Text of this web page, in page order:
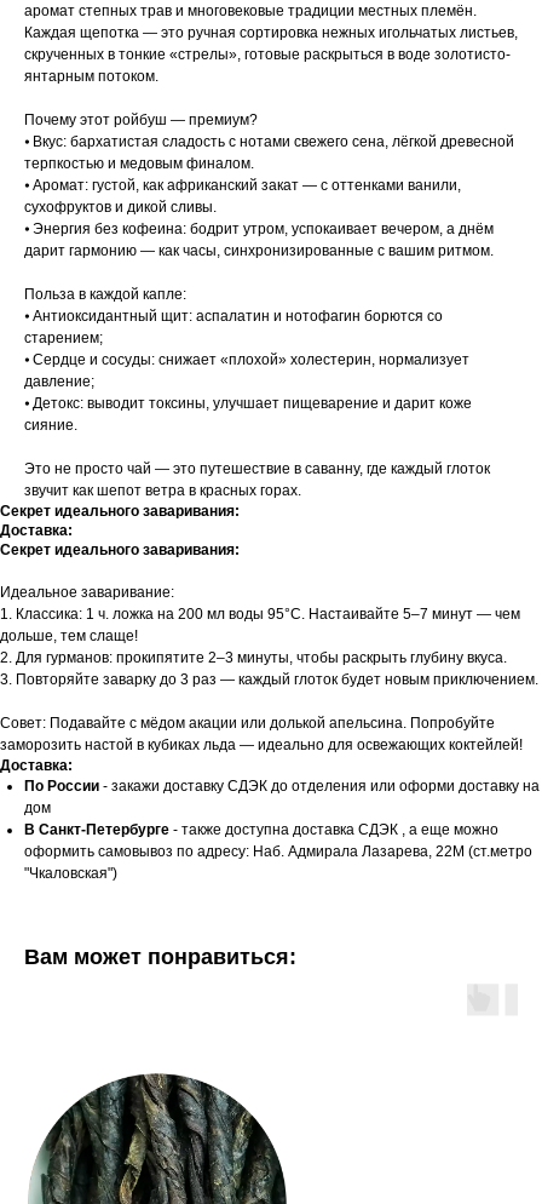
аромат степных трав и многовековые традиции местных племён.
Каждая щепотка — это ручная сортировка нежных игольчатых листьев,
скрученных в тонкие «стрелы», готовые раскрыться в воде золотисто-
янтарным потоком.
Почему этот ройбуш — премиум?
⦁ Вкус: бархатистая сладость с нотами свежего сена, лёгкой древесной
терпкостью и медовым финалом.
⦁ Аромат: густой, как африканский закат — с оттенками ванили,
сухофруктов и дикой сливы.
⦁ Энергия без кофеина: бодрит утром, успокаивает вечером, а днём
дарит гармонию — как часы, синхронизированные с вашим ритмом.
Польза в каждой капле:
⦁ Антиоксидантный щит: аспалатин и нотофагин борются со
старением;
⦁ Сердце и сосуды: снижает «плохой» холестерин, нормализует
давление;
⦁ Детокс: выводит токсины, улучшает пищеварение и дарит коже
сияние.
Это не просто чай — это путешествие в саванну, где каждый глоток
звучит как шепот ветра в красных горах.
Секрет идеального заваривания:
Доставка:
Секрет идеального заваривания:
Идеальное заваривание:
1. Классика: 1 ч. ложка на 200 мл воды 95°C. Настаивайте 5–7 минут — чем
дольше, тем слаще!
2. Для гурманов: прокипятите 2–3 минуты, чтобы раскрыть глубину вкуса.
3. Повторяйте заварку до 3 раз — каждый глоток будет новым приключением.
Совет: Подавайте с мёдом акации или долькой апельсина. Попробуйте
заморозить настой в кубиках льда — идеально для освежающих коктейлей!
Доставка:
По России - закажи доставку СДЭК до отделения или оформи доставку на
дом
В Санкт-Петербурге - также доступна доставка СДЭК , а еще можно
оформить самовывоз по адресу: Наб. Адмирала Лазарева, 22М (ст.метро
"Чкаловская")
Вам может понравиться: